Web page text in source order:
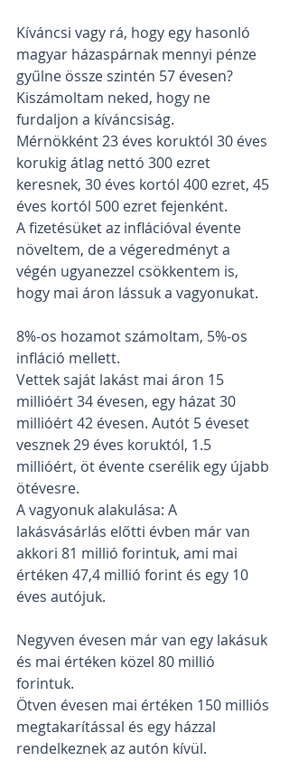
Kíváncsi vagy rá, hogy egy hasonló
magyar házaspárnak mennyi pénze
gyűlne össze szintén 57 évesen?
Kiszámoltam neked, hogy ne
furdaljon a kíváncsiság.
Mérnökként 23 éves koruktól 30 éves
korukig átlag nettó 300 ezret
keresnek, 30 éves kortól 400 ezret, 45
éves kortól 500 ezret fejenként.
A fizetésüket az inflációval évente
növeltem, de a végeredményt a
végén ugyanezzel csökkentem is,
hogy mai áron lássuk a vagyonukat.
8%-os hozamot számoltam, 5%-os
infláció mellett.
Vettek saját lakást mai áron 15
millióért 34 évesen, egy házat 30
millióért 42 évesen. Autót 5 éveset
vesznek 29 éves koruktól, 1.5
millióért, öt évente cserélik egy újabb
ötévesre.
A vagyonuk alakulása: A
lakásvásárlás előtti évben már van
akkori 81 millió forintuk, ami mai
értéken 47,4 millió forint és egy 10
éves autójuk.
Negyven évesen már van egy lakásuk
és mai értéken közel 80 millió
forintuk.
Ötven évesen mai értéken 150 milliós
megtakarítással és egy házzal
rendelkeznek az autón kívül.